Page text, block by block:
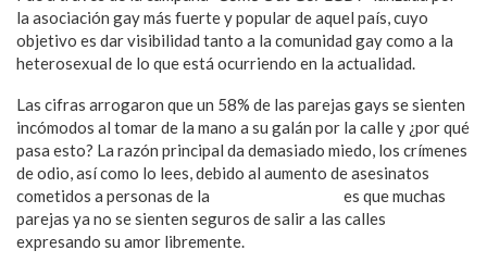
la asociación gay más fuerte y popular de aquel país, cuyo
objetivo es dar visibilidad tanto a la comunidad gay como a la
heterosexual de lo que está ocurriendo en la actualidad.
Las cifras arrogaron que un 58% de las parejas gays se sienten
incómodos al tomar de la mano a su galán por la calle y ¿por qué
pasa esto? La razón principal da demasiado miedo, los crímenes
de odio, así como lo lees, debido al aumento de asesinatos
cometidos a personas de la
es que muchas
parejas ya no se sienten seguros de salir a las calles
expresando su amor libremente.